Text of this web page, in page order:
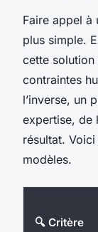
Faire appel à
plus simple.
cette solution
contraintes
l’inverse, un
expertise, de
résultat.
modèles.
🔍 Critère